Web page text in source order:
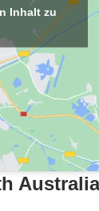
Inhalt zu
Australia